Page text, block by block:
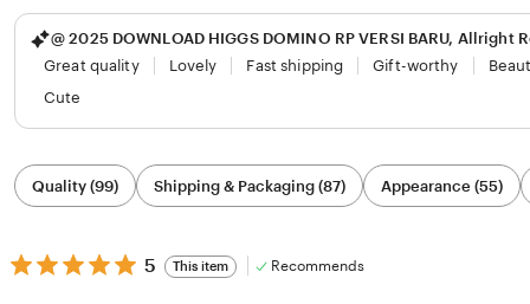
@ 2025 DOWNLOAD HIGGS DOMINO RP VERSI BARU, Allright
Great quality
Lovely Fast shipping Gift-worthy
Cute
Filter
by
category
Quality (99) Shipping & Packaging (87) Appearance (55)
5
out
5 This item Recommends